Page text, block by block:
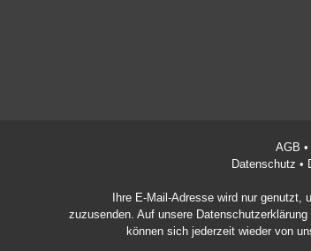
AGB •
Datenschutz •
Ihre E-Mail-Adresse wird nur genutzt,
zuzusenden. Auf unsere Datenschutzerklärung
können sich jederzeit wieder von